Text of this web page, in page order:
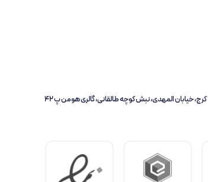
کرج، خیابان المهدی، نبش کوچه طالقانی، گالری هومن پ 42